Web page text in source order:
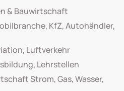
& Bauwirtschaft
KfZ, Autohändler,
Luftverkehr
Lehrstellen
Strom, Gas, Wasser,